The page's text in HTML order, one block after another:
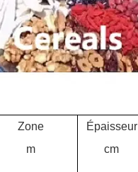
Zone
m
Épaisseur
cm